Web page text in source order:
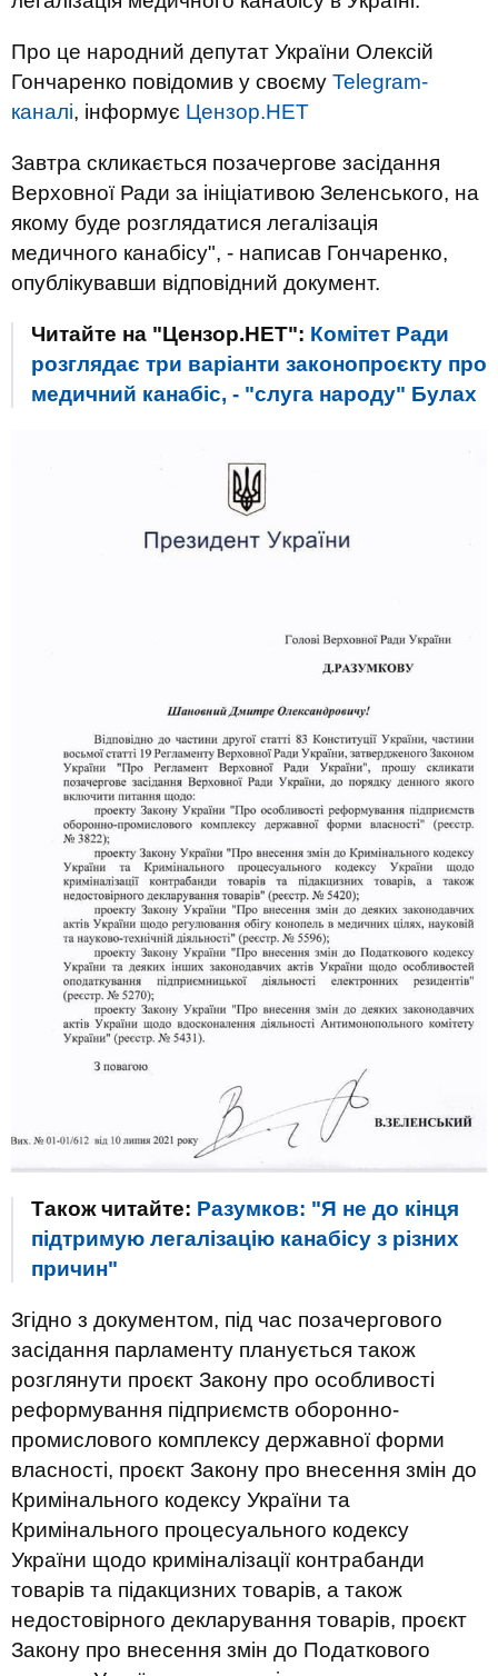
Про це народний депутат України Олексій
Гончаренко повідомив у своєму Telegram-
каналі, інформує Цензор.НЕТ
Завтра скликається позачергове засідання
Верховної Ради за ініціативою Зеленського, на
якому буде розглядатися легалізація
медичного канабісу", - написав Гончаренко,
опублікувавши відповідний документ.
Читайте на "Цензор.НЕТ": Комітет Ради
розглядає три варіанти законопроєкту про
медичний канабіс, - "слуга народу" Булах
Також читайте: Разумков: "Я не до кінця
підтримую легалізацію канабісу з різних
причин"
Згідно з документом, під час позачергового
засідання парламенту планується також
розглянути проєкт Закону про особливості
реформування підприємств оборонно-
промислового комплексу державної форми
власності, проєкт Закону про внесення змін до
Кримінального кодексу України та
Кримінального процесуального кодексу
України щодо криміналізації контрабанди
товарів та підакцизних товарів, а також
недостовірного декларування товарів, проєкт
Закону про внесення змін до Податкового